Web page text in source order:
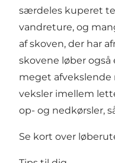
særdeles kuperet
vandreture, og
af skoven, der har
skovene løber også
meget
veksler imellem
op- og nedkørsler,
Se kort over